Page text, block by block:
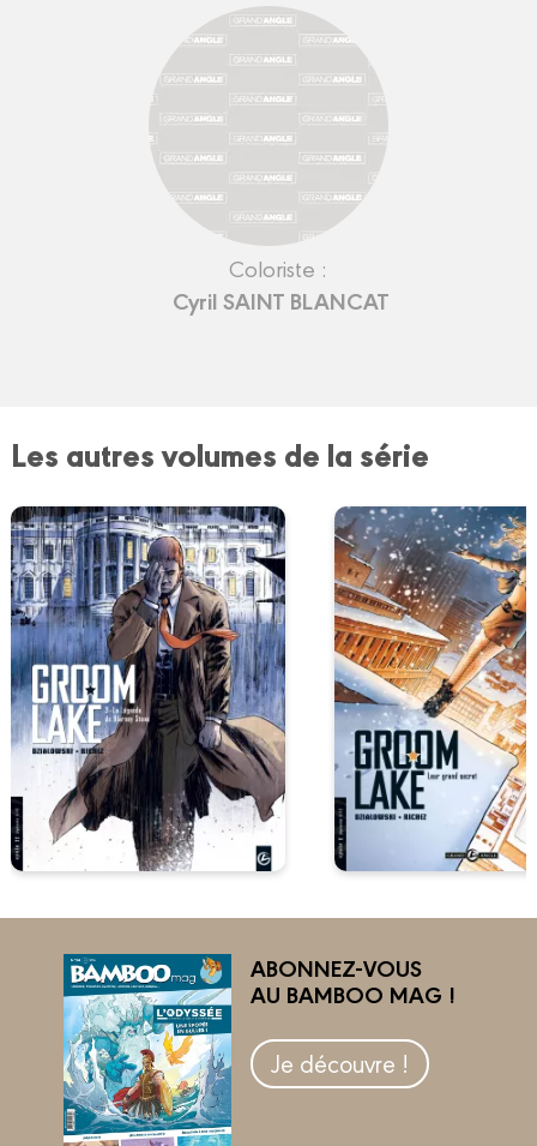
Coloriste :
Cyril SAINT BLANCAT
Les autres volumes de la série
ABONNEZ-VOUS
AU BAMBOO MAG !
Je découvre !